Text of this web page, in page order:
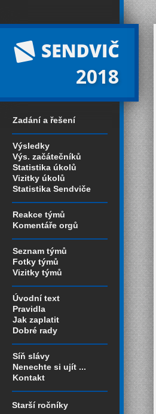
2018
Zadání a řešení
Výsledky
Výs. začátečníků
Statistika úkolů
Vizitky úkolů
Statistika Sendviče
Reakce týmů
Komentáře orgů
Seznam týmů
Fotky týmů
Vizitky týmů
Úvodní text
Pravidla
Jak zaplatit
Dobré rady
Síň slávy
Nenechte si ujít ...
Kontakt
Starší ročníky